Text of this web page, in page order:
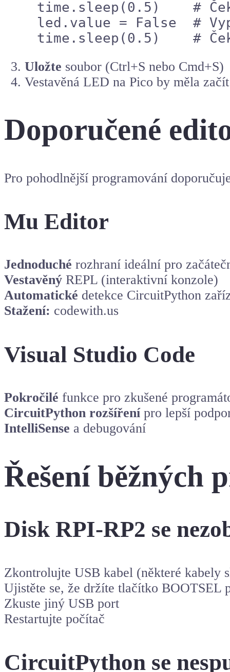
time.sleep(0.5)    #
Uložte soubor (Ctrl+S nebo Cmd+S)
Vestavěná LED na Pico by měla
Doporučené
Pro pohodlnější programování
Mu Editor
Jednoduché rozhraní ideální pro
Vestavěný REPL (interaktivní konzole)
Automatické detekce CircuitPython
Stažení: codewith.us
Visual Studio Code
Pokročilé funkce pro zkušené
CircuitPython rozšířenípro lepší
IntelliSense a debugování
Řešení běžných
Disk RPI-RP2 se
Zkontrolujte USB kabel (některé kabely
Ujistěte se, že držíte tlačítko BOOTSEL
Zkuste jiný USB port
Restartujte počítač
CircuitPython se